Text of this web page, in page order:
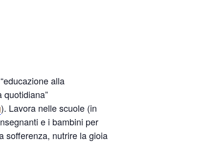
alla
). Lavora nelle scuole (in
e i bambini per
sofferenza, nutrire la gioia